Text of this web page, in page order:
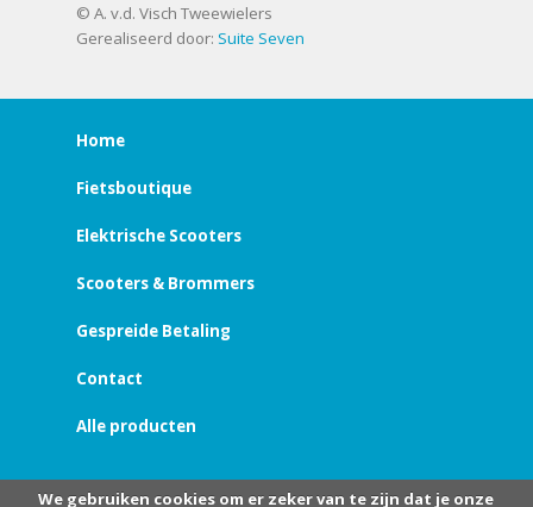
© A. v.d. Visch Tweewielers
Gerealiseerd door: Suite Seven
Home
Fietsboutique
Elektrische Scooters
Scooters & Brommers
Gespreide Betaling
Contact
Alle producten
We gebruiken cookies om er zeker van te zijn dat je onze